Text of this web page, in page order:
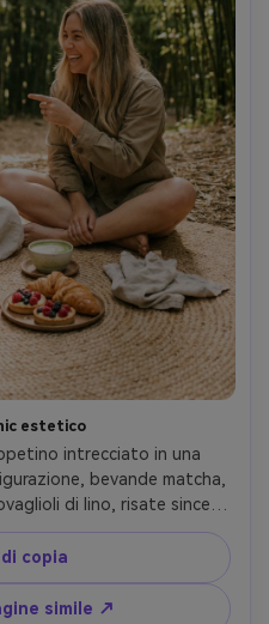
estetico
intrecciato in una
bevande matcha,
di lino, risate sincere,
foglie creando highlights
R6, 35mm f/1.8, cornice
dei colori ariosa, stile
sociali- -ar 4:5
copia
simile ↗